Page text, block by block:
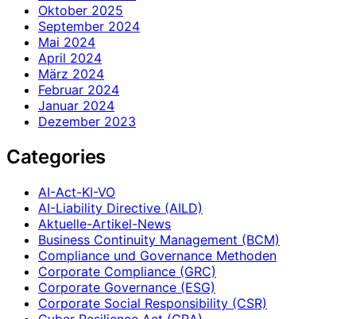
Oktober 2025
September 2024
Mai 2024
April 2024
März 2024
Februar 2024
Januar 2024
Dezember 2023
Categories
AI-Act-KI-VO
AI-Liability Directive (AILD)
Aktuelle-Artikel-News
Business Continuity Management (BCM)
Compliance und Governance Methoden
Corporate Compliance (GRC)
Corporate Governance (ESG)
Corporate Social Responsibility (CSR)